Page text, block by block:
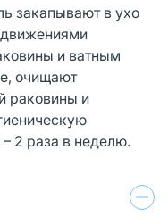
закапывают в ухо
и ватным
очищают
раковины и
2 раза в неделю.